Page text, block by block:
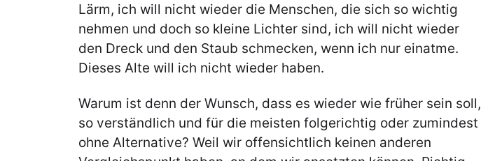
Lärm, ich will nicht wieder die Menschen, die sich so wichtig
nehmen und doch so kleine Lichter sind, ich will nicht wieder
den Dreck und den Staub schmecken, wenn ich nur einatme.
Dieses Alte will ich nicht wieder haben.
Warum ist denn der Wunsch, dass es wieder wie früher sein soll,
so verständlich und für die meisten folgerichtig oder zumindest
ohne Alternative? Weil wir offensichtlich keinen anderen